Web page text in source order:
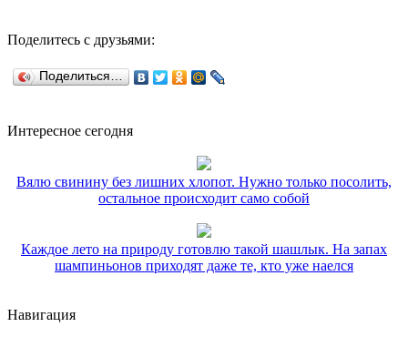
Поделитесь с друзьями:
Поделиться…
Интересное сегодня
Вялю свинину без лишних хлопот. Нужно только посолить,
остальное происходит само собой
Каждое лето на природу готовлю такой шашлык. На запах
шампиньонов приходят даже те, кто уже наелся
Навигация